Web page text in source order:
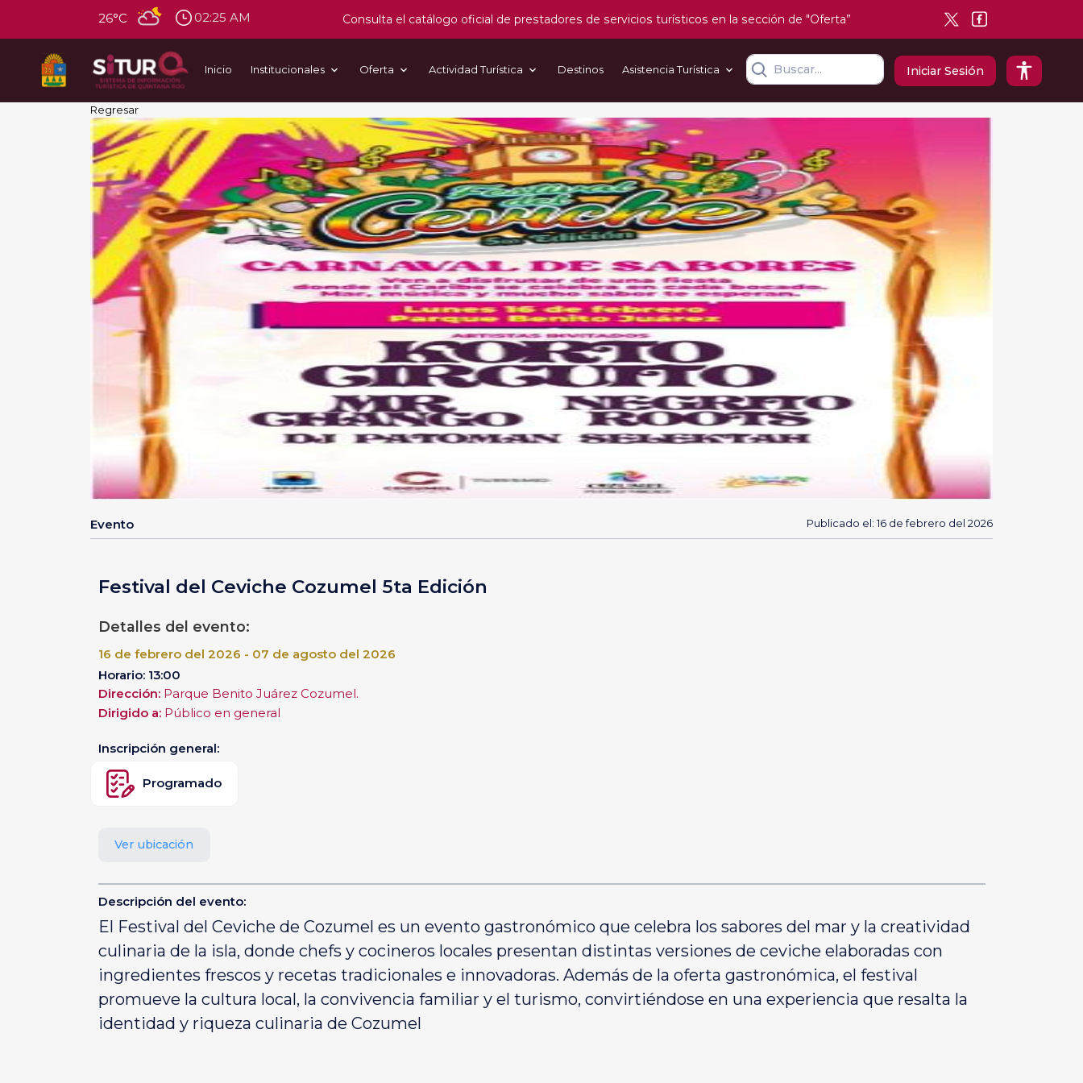
26°C 02:25 AM Consulta el catálogo oficial de prestadores de servicios turísticos en la sección de "Oferta”
Inicio Institucionales Oferta Actividad Turística Destinos Asistencia Turística Iniciar Sesión
Regresar
Evento Publicado el: 16 de febrero del 2026
Festival del Ceviche Cozumel 5ta Edición
Detalles del evento:
16 de febrero del 2026 - 07 de agosto del 2026
Horario: 13:00
Dirección: Parque Benito Juárez Cozumel.
Dirigido a: Público en general
Inscripción general:
Programado
Ver ubicación
Descripción del evento:
El Festival del Ceviche de Cozumel es un evento gastronómico que celebra los sabores del mar y la creatividad
culinaria de la isla, donde chefs y cocineros locales presentan distintas versiones de ceviche elaboradas con
ingredientes frescos y recetas tradicionales e innovadoras. Además de la oferta gastronómica, el festival
promueve la cultura local, la convivencia familiar y el turismo, convirtiéndose en una experiencia que resalta la
identidad y riqueza culinaria de Cozumel